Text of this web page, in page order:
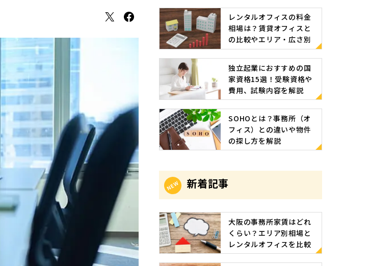
X Facebook
レンタルオフィスの料金
相場は？賃貸オフィスと
の比較やエリア・広さ別
の相場目安
独立起業におすすめの国
家資格15選！受験資格や
費用、試験内容を解説
SOHOとは？事務所（オ
フィス）との違いや物件
の探し方を解説
新着記事
大阪の事務所家賃はどれ
くらい？エリア別相場と
レンタルオフィスを比較